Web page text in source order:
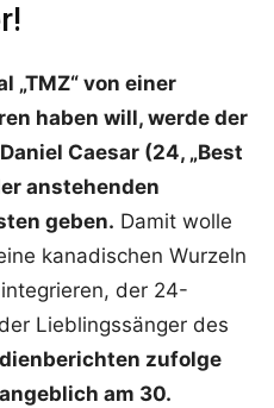
„TMZ“ von einer
haben will, werde der
Caesar (24, „Best
anstehenden
geben. Damit wolle
kanadischen Wurzeln
der 24-
Lieblingssänger des
zufolge
am 30.